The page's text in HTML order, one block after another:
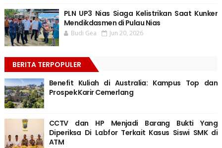
PLN UP3 Nias Siaga Kelistrikan Saat Kunker
Mendikdasmen di Pulau Nias
Budi Gea Jun 20, 2026
BERITA TERPOPULER
Benefit Kuliah di Australia: Kampus Top dan
Prospek Karir Cemerlang
CCTV dan HP Menjadi Barang Bukti Yang
Diperiksa Di Labfor Terkait Kasus Siswi SMK di
ATM